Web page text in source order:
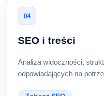
04
SEO i treści
Analiza widoczności,
odpowiadających na